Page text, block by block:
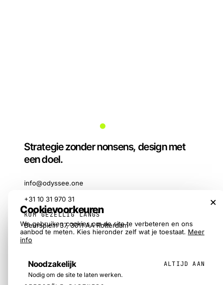
Strategie zonder nonsens, design met
een doel.
info@odyssee.one
+31 10 31 970 31
KOM GEZELLIG LANGS
Beursplein 37, 3011 AA Rotterdam
×
Cookievoorkeuren
We gebruiken cookies om de site te verbeteren en ons
aanbod te meten. Kies hieronder zelf wat je toestaat. Meer
info
Noodzakelijk ALTIJD AAN
Nodig om de site te laten werken.